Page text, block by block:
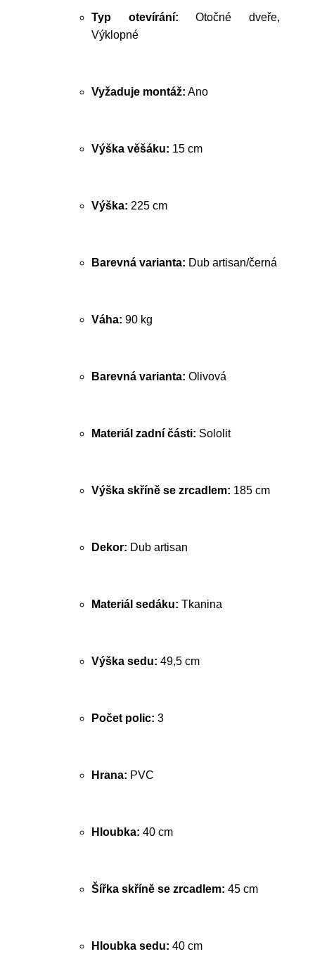
Typ otevírání: Otočné dveře,
Výklopné
Vyžaduje montáž: Ano
Výška věšáku: 15 cm
Výška: 225 cm
Barevná varianta: Dub artisan/černá
Váha: 90 kg
Barevná varianta: Olivová
Materiál zadní části: Sololit
Výška skříně se zrcadlem: 185 cm
Dekor: Dub artisan
Materiál sedáku: Tkanina
Výška sedu: 49,5 cm
Počet polic: 3
Hrana: PVC
Hloubka: 40 cm
Šířka skříně se zrcadlem: 45 cm
Hloubka sedu: 40 cm